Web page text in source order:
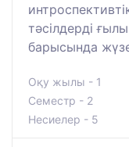
тәсілдерді
барысында
Оқу жылы - 1
Семестр - 2
Несиелер - 5